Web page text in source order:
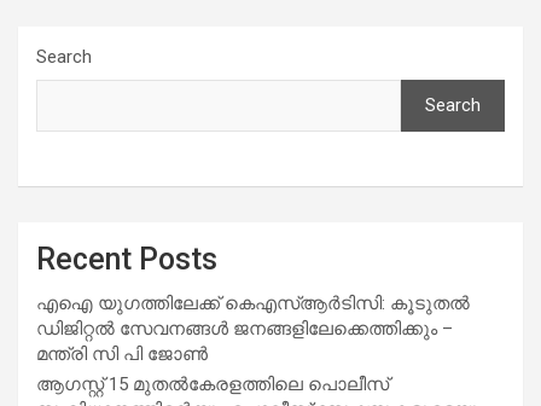
Search
Search
Recent Posts
എഐ യുഗത്തിലേക്ക് കെഎസ്ആർടിസി: കൂടുതൽ
ഡിജിറ്റൽ സേവനങ്ങൾ ജനങ്ങളിലേക്കെത്തിക്കും –
മന്ത്രി സി പി ജോൺ
ആഗസ്റ്റ് 15 മുതല്‍കേരളത്തിലെ പൊലീസ്